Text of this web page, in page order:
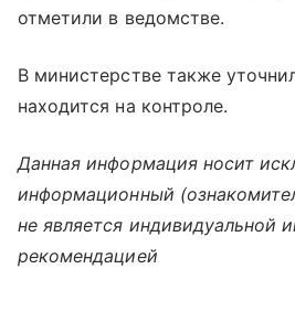
отметили в ведомстве.
В министерстве также
находится на контроле.
Данная информация носит
информационный
не является индивидуальной
рекомендацией